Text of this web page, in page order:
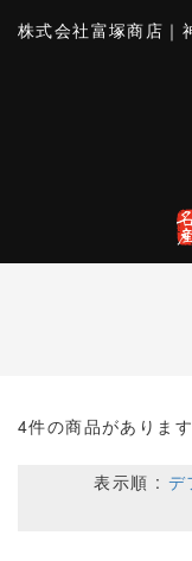
4件の商品があります
表示順 : デ